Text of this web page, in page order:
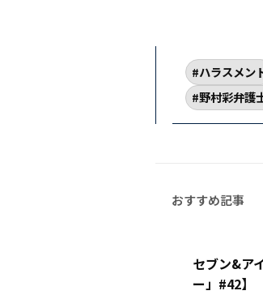
ハラスメン
野村彩弁護
セブン&ア
ー」#42】